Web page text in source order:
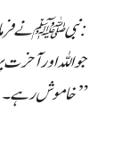
نبی ﷺ نے فرمایا:
خاموش رہے۔”